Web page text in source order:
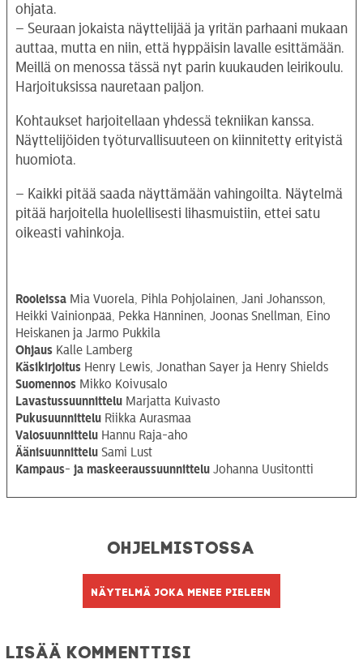
ohjata.
– Seuraan jokaista näyttelijää ja yritän parhaani mukaan
auttaa, mutta en niin, että hyppäisin lavalle esittämään.
Meillä on menossa tässä nyt parin kuukauden leirikoulu.
Harjoituksissa nauretaan paljon.
Kohtaukset harjoitellaan yhdessä tekniikan kanssa.
Näyttelijöiden työturvallisuuteen on kiinnitetty erityistä
huomiota.
– Kaikki pitää saada näyttämään vahingoilta. Näytelmä
pitää harjoitella huolellisesti lihasmuistiin, ettei satu
oikeasti vahinkoja.
Rooleissa Mia Vuorela, Pihla Pohjolainen, Jani Johansson,
Heikki Vainionpää, Pekka Hänninen, Joonas Snellman, Eino
Heiskanen ja Jarmo Pukkila
Ohjaus Kalle Lamberg
Käsikirjoitus Henry Lewis, Jonathan Sayer ja Henry Shields
Suomennos Mikko Koivusalo
Lavastussuunnittelu Marjatta Kuivasto
Pukusuunnittelu Riikka Aurasmaa
Valosuunnittelu Hannu Raja-aho
Äänisuunnittelu Sami Lust
Kampaus- ja maskeeraussuunnittelu Johanna Uusitontti
Ohjelmistossa
Näytelmä joka menee pieleen
Lisää kommenttisi